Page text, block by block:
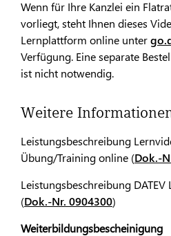
Wenn für Ihre Kanzlei ein
vorliegt, steht Ihnen dieses
Lernplattform online unter
Verfügung. Eine separate
ist nicht notwendig.
Weitere
Leistungsbeschreibung
Übung/Training online (Dok.-
Leistungsbeschreibung
(Dok.-Nr. 0904300)
Weiterbildungsbescheinigung